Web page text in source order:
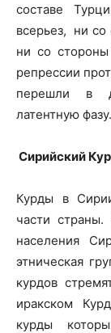
составе
всерьез, ни
ни со
репрессии
перешли в
латентную фазу.
Сирийский
Курды в
части
населения
этническая
курдов
иракском
курды